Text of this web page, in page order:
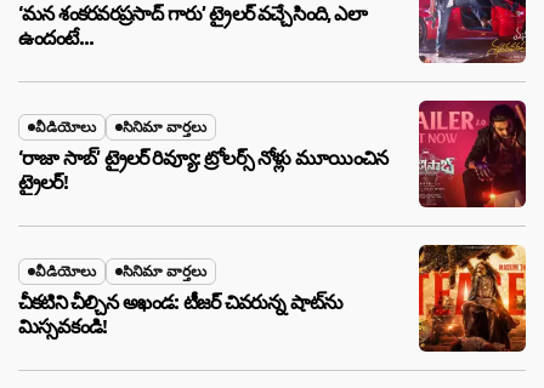
‘మన శంకరవరప్రసాద్ గారు’ ట్రైలర్ వచ్చేసింది, ఎలా
ఉందంటే…
వీడియోలు సినిమా వార్తలు
‘రాజా సాబ్’ ట్రైలర్ రివ్యూ: ట్రోలర్స్ నోళ్లు మూయించిన
ట్రైలర్!
వీడియోలు సినిమా వార్తలు
చీకటిని చీల్చిన అఖండ: టీజర్ చివరున్న షాట్‌ను
మిస్సవకండి!